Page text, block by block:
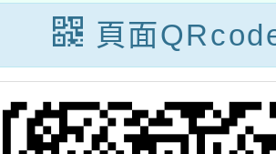
作坊
教師
頁面